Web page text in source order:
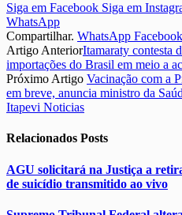
Siga em Facebook Siga em
WhatsApp
Compartilhar. WhatsApp Facebook
Artigo AnteriorItamaraty contesta
importações do Brasil em meio a
Próximo Artigo Vacinação com a
em breve, anuncia ministro da
Itapevi Noticias
Relacionados Posts
AGU solicitará na Justiça a
de suicídio transmitido ao vivo